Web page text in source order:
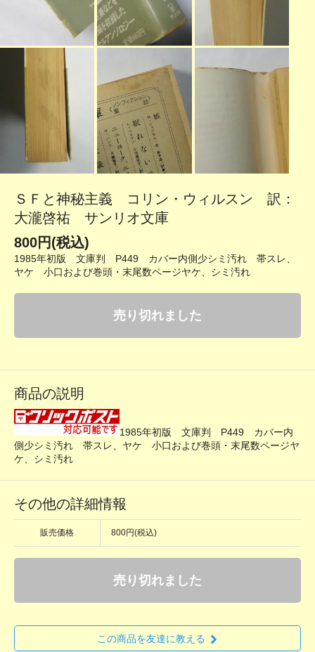
ＳＦと神秘主義 コリン・ウィルスン 訳：
大瀧啓祐 サンリオ文庫
800円(税込)
1985年初版 文庫判 P449 カバー内側少シミ汚れ 帯スレ、
ヤケ 小口および巻頭・末尾数ページヤケ、シミ汚れ
売り切れました
商品の説明
1985年初版 文庫判 P449 カバー内
側少シミ汚れ 帯スレ、ヤケ 小口および巻頭・末尾数ページヤ
ケ、シミ汚れ
その他の詳細情報
販売価格 800円(税込)
売り切れました
この商品を友達に教える